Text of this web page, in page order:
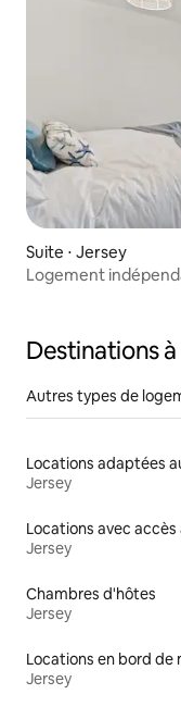
Suite ⋅ Jersey
Logement
Destinations
Autres types de
Jersey
Jersey
Chambres d'hôtes
Jersey
Locations en bord de
Jersey